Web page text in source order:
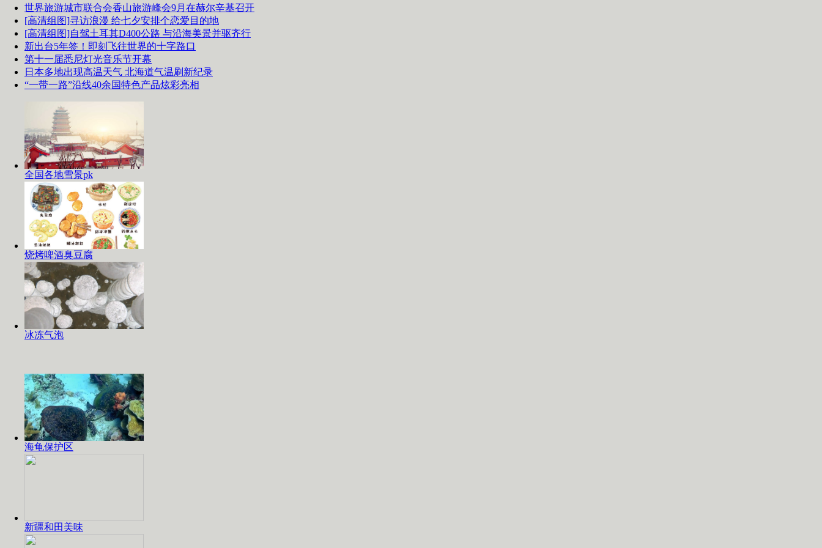
世界旅游城市联合会香山旅游峰会9月在赫尔辛基召开
[高清组图]寻访浪漫 给七夕安排个恋爱目的地
[高清组图]自驾土耳其D400公路 与沿海美景并驱齐行
新出台5年签！即刻飞往世界的十字路口
第十一届悉尼灯光音乐节开幕
日本多地出现高温天气 北海道气温刷新纪录
“一带一路”沿线40余国特色产品炫彩亮相
全国各地雪景pk
烧烤啤酒臭豆腐
冰冻气泡
海龟保护区
新疆和田美味